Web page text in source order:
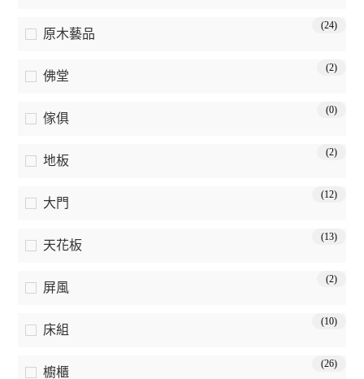
原木藝品
(24)
佛堂
(2)
傢俱
(0)
地板
(2)
大門
(12)
天花板
(13)
屏風
(2)
床組
(10)
櫥櫃
(26)